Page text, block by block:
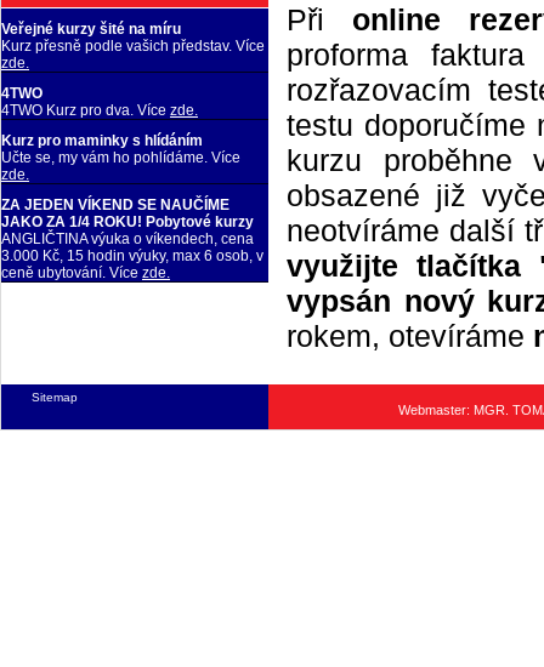
Veřejné kurzy šité na míru
Kurz přesně podle vašich představ. Více
zde.
4TWO
4TWO Kurz pro dva. Více zde.
Kurz pro maminky s hlídáním
Učte se, my vám ho pohlídáme. Více
zde.
ZA JEDEN VÍKEND SE NAUČÍME
JAKO ZA 1/4 ROKU! Pobytové kurzy
ANGLIČTINA výuka o víkendech, cena
3.000 Kč, 15 hodin výuky, max 6 osob, v
ceně ubytování. Více zde.
Při online
proforma
rozřazovacím
testu doporučíme
kurzu proběhne
obsazené již
neotvíráme další
využijte tlačítka
vypsán nový
rokem, otevíráme
Webmaster: MGR.
Sitemap